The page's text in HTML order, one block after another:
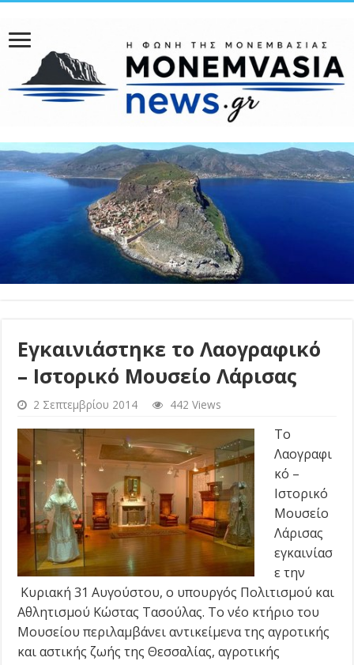
Εγκαινιάστηκε το Λαογραφικό
– Ιστορικό Μουσείο Λάρισας
2 Σεπτεμβρίου 2014 442 Views
Το
Λαογραφι
κό –
Ιστορικό
Μουσείο
Λάρισας
εγκαινίασ
ε την
Κυριακή 31 Αυγούστου, ο υπουργός Πολιτισμού και
Αθλητισμού Κώστας Τασούλας. Το νέο κτήριο του
Μουσείου περιλαμβάνει αντικείμενα της αγροτικής
και αστικής ζωής της Θεσσαλίας, αγροτικής